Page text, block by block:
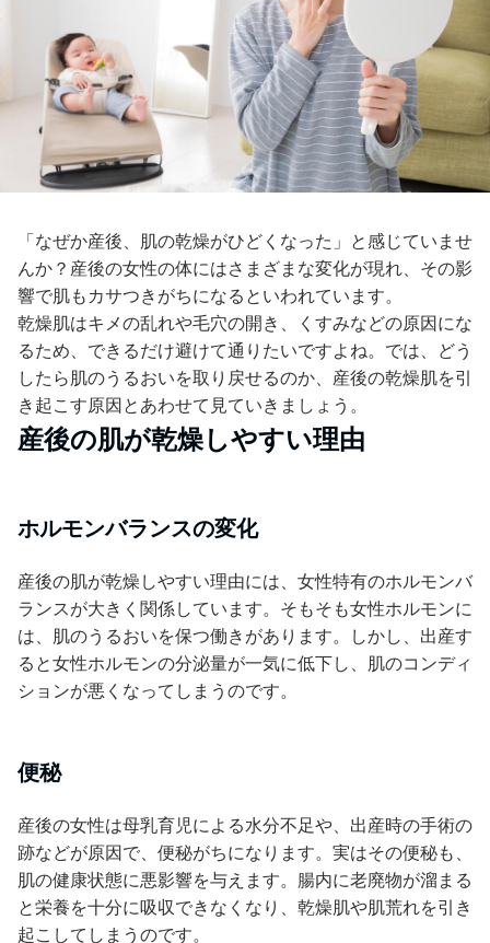
「なぜか産後、肌の乾燥がひどくなった」と感じていませ
んか？産後の女性の体にはさまざまな変化が現れ、その影
響で肌もカサつきがちになるといわれています。
乾燥肌はキメの乱れや毛穴の開き、くすみなどの原因にな
るため、できるだけ避けて通りたいですよね。では、どう
したら肌のうるおいを取り戻せるのか、産後の乾燥肌を引
き起こす原因とあわせて見ていきましょう。
産後の肌が乾燥しやすい理由
ホルモンバランスの変化
産後の肌が乾燥しやすい理由には、女性特有のホルモンバ
ランスが大きく関係しています。そもそも女性ホルモンに
は、肌のうるおいを保つ働きがあります。しかし、出産す
ると女性ホルモンの分泌量が一気に低下し、肌のコンディ
ションが悪くなってしまうのです。
便秘
産後の女性は母乳育児による水分不足や、出産時の手術の
跡などが原因で、便秘がちになります。実はその便秘も、
肌の健康状態に悪影響を与えます。腸内に老廃物が溜まる
と栄養を十分に吸収できなくなり、乾燥肌や肌荒れを引き
起こしてしまうのです。